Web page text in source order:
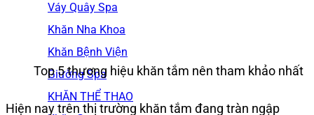
Váy Quây Spa
Khăn Nha Khoa
Khăn Bệnh Viện
Giường Spa
KHĂN THỂ THAO
Top 5 thương hiệu khăn tắm nên tham khảo nhất
Hiện nay trên thị trường khăn tắm đang tràn ngập